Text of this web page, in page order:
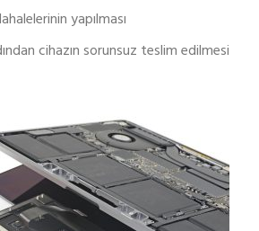
yapılması
cihazın sorunsuz teslim edilmesi